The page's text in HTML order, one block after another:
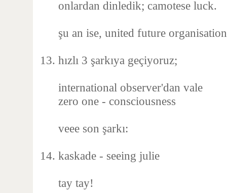
onlardan dinledik; camotese luck.
şu an ise, united future
hızlı 3 şarkıya geçiyoruz;
international observer'dan vale
zero one - consciousness
veee son şarkı:
kaskade - seeing julie
tay tay!